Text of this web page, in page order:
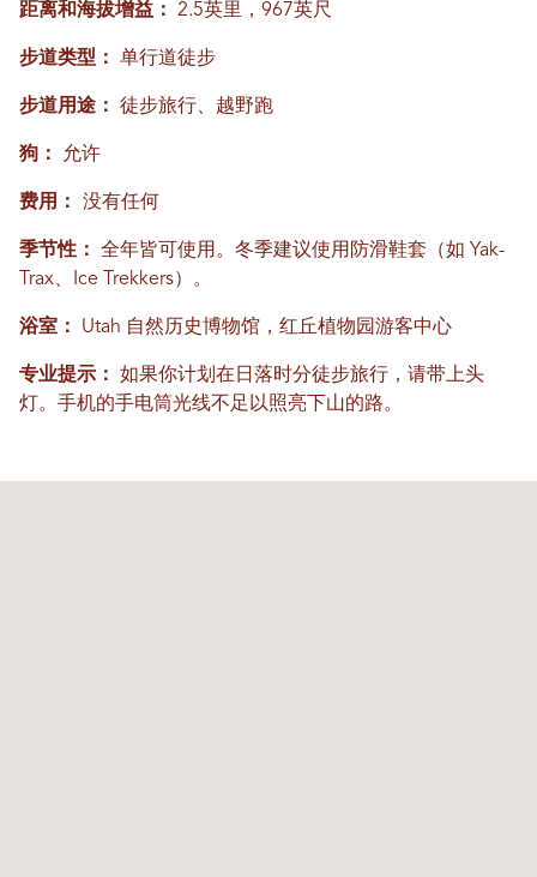
距离和海拔增益： 2.5英里，967英尺
步道类型： 单行道徒步
步道用途： 徒步旅行、越野跑
狗： 允许
费用： 没有任何
季节性：
全年皆可使用。冬季建议使用防滑鞋套（如 Yak-
Trax、Ice Trekkers）。
浴室： Utah 自然历史博物馆，红丘植物园游客中心
专业提示：
如果你计划在日落时分徒步旅行，请带上头
灯。手机的手电筒光线不足以照亮下山的路。